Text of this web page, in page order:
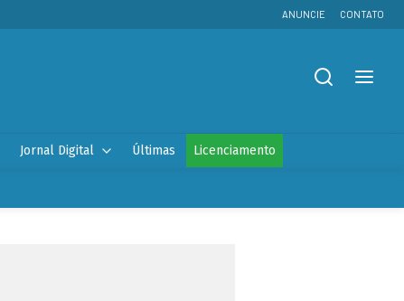
ANUNCIE CONTATO
Jornal Digital Últimas Licenciamento